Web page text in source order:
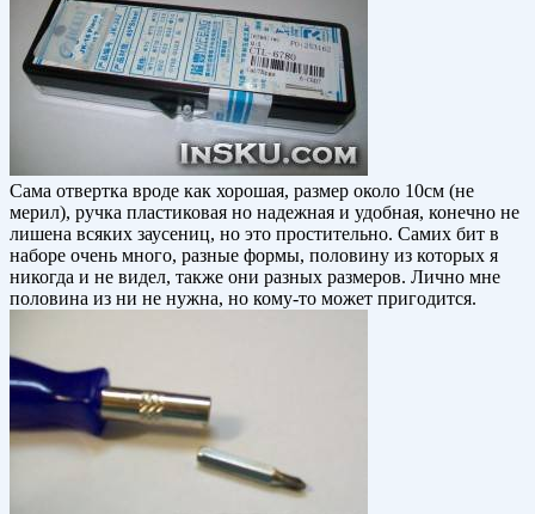
Сама отвертка вроде как хорошая, размер около 10см (не
мерил), ручка пластиковая но надежная и удобная, конечно не
лишена всяких заусениц, но это простительно. Самих бит в
наборе очень много, разные формы, половину из которых я
никогда и не видел, также они разных размеров. Лично мне
половина из ни не нужна, но кому-то может пригодится.